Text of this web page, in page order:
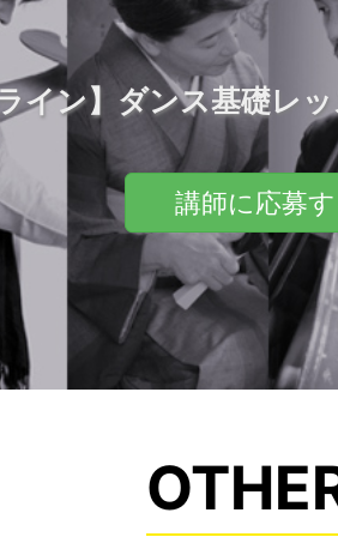
イン】ダンス基礎レ
講師に応募す